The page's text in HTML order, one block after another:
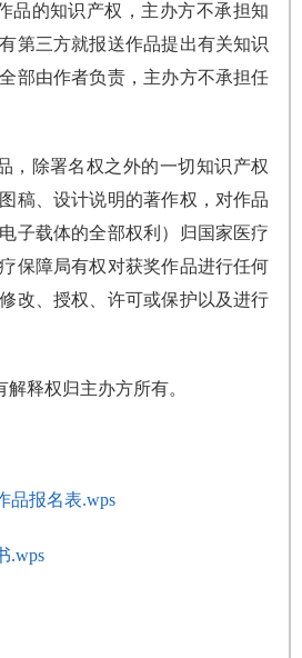
品的知识产权，主办方不承担知
第三方就报送作品提出有关知识
部由作者负责，主办方不承担任
，除署名权之外的一切知识产权
稿、设计说明的著作权，对作品
子载体的全部权利）归国家医疗
保障局有权对获奖作品进行任何
改、授权、许可或保护以及进行
释权归主办方所有。
品报名表.wps
.wps